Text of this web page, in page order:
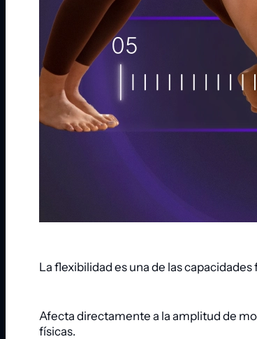
La flexibilidad es una de las
Afecta directamente a la amplitud de
físicas.